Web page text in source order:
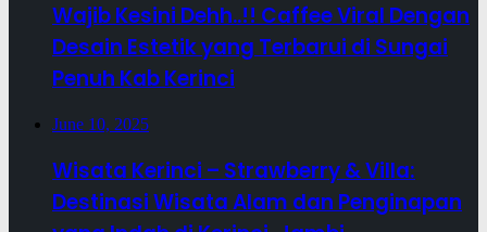
Wajib Kesini Dehh..!! Caffee Viral Dengan
Desain Estetik yang Terbarui di Sungai
Penuh Kab Kerinci
June 10, 2025
Wisata Kerinci – Strawberry & Villa:
Destinasi Wisata Alam dan Penginapan